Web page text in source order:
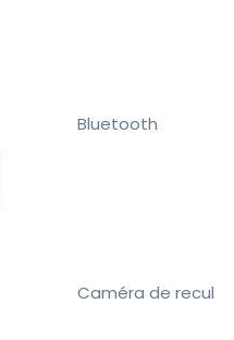
Bluetooth
Caméra de recul